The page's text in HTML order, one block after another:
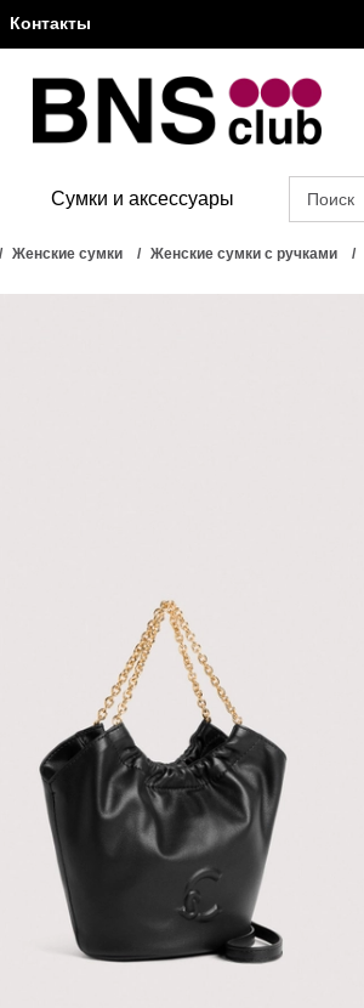
Контакты
Сумки и аксессуары
Женские сумки Женские сумки с ручками